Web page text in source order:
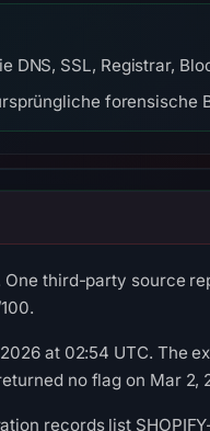
SSL, Registrar,
forensische
third-party source
at 02:54 UTC. The
no flag on Mar 2,
records list